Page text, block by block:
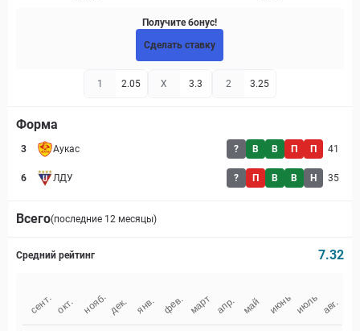
Получите бонус!
Сделать ставку
1 2.05 X 3.3 2 3.25
Форма
3 Аукас ? В В П П 41
6 ЛДУ ? П В В Н 35
Всего(последние 12 месяцы)
Средний рейтинг 7.32